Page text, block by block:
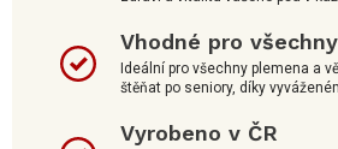
Vhodné pro
Ideální pro všechny plemena a
štěňat po seniory, díky
Vyrobeno v ČR